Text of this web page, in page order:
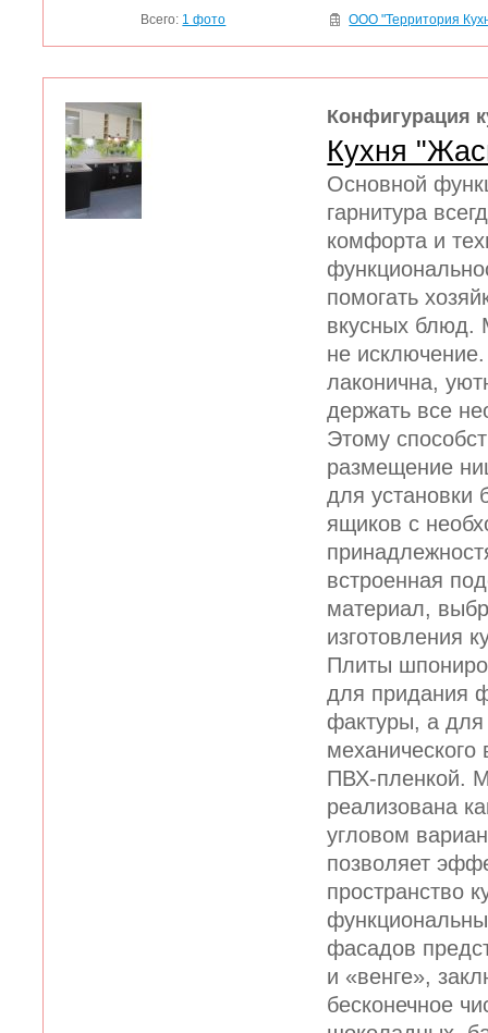
Всего: 1 фото ООО "Территория
Конфигурация
Кухня
Основной
гарнитура
комфорта и
помогать
вкусных блюд.
не
лаконична,
держать все
Этому
размещение
для установки
ящиков с
встроенная
материал,
изготовления
Плиты
для придания
фактуры, а
механического
ПВХ-пленкой.
реализована
угловом
позволяет
пространство
фасадов
и «венге»,
бесконечное